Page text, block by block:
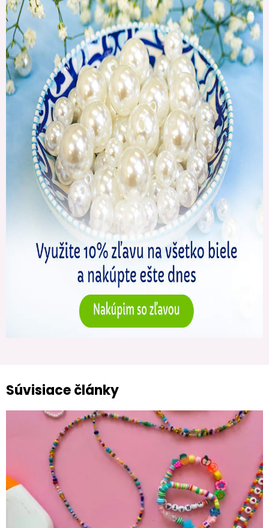
Súvisiace články